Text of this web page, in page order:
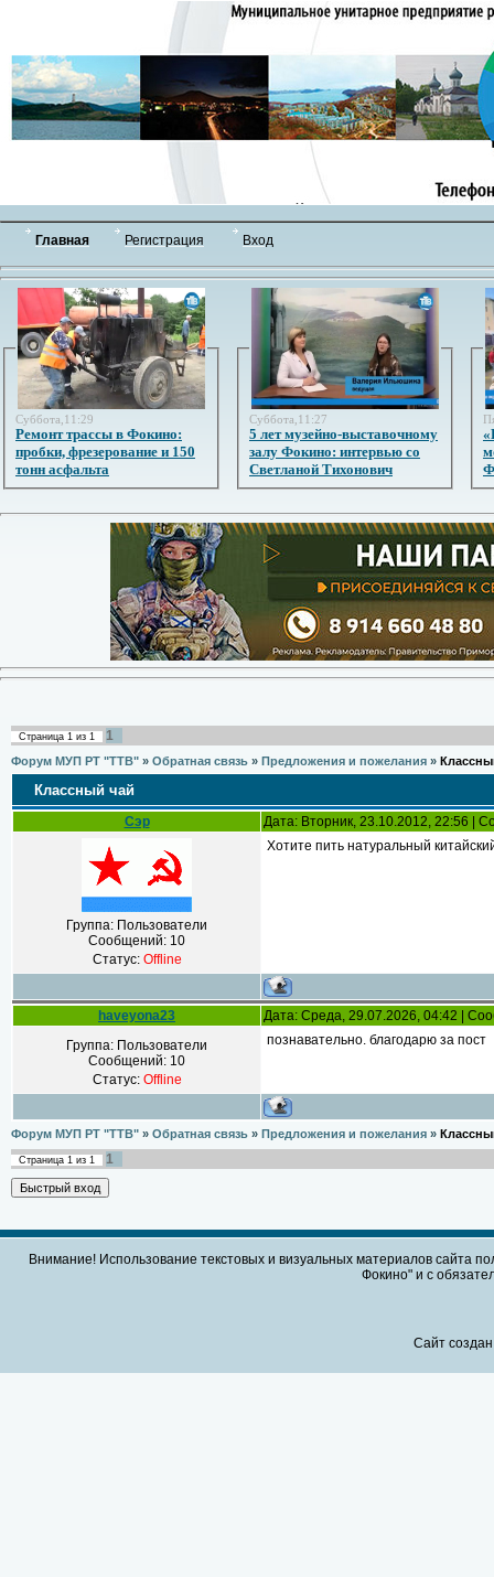
Главная Регистрация Вход
Суббота,11:29
Ремонт трассы в Фокино:
пробки, фрезерование и 150
тонн асфальта
Суббота,11:27
5 лет музейно-выставочному
залу Фокино: интервью со
Светланой Тихонович
Страница 1 из 1 1
Форум МУП РТ "ТТВ" » Обратная связь » Предложения и пожелания »
Классный чай
Сэр Дата: Вторник, 23.10.2012, 22:56 |
Группа: Пользователи
Сообщений: 10
Статус: Offline
Хотите пить натуральный
haveyona23
Дата: Среда, 29.07.2026, 04:42 |
Группа: Пользователи
Сообщений: 10
Статус: Offline
познавательно. благодарю за пост
Форум МУП РТ "ТТВ" » Обратная связь » Предложения и пожелания »
Страница 1 из 1 1
Внимание! Использование текстовых и визуальных материалов сайта
Фокино" и с
Сайт